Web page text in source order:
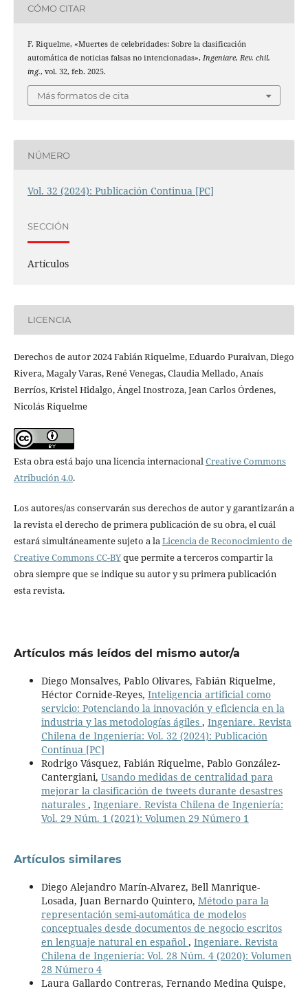
CÓMO CITAR
F. Riquelme, «Muertes de celebridades: Sobre la clasificación
automática de noticias falsas no intencionadas», Ingeniare, Rev. chil.
ing., vol. 32, feb. 2025.
Más formatos de cita
NÚMERO
Vol. 32 (2024): Publicación Continua [PC]
SECCIÓN
Artículos
LICENCIA
Derechos de autor 2024 Fabián Riquelme, Eduardo Puraivan, Diego
Rivera, Magaly Varas, René Venegas, Claudia Mellado, Anaís
Berríos, Kristel Hidalgo, Ángel Inostroza, Jean Carlos Órdenes,
Nicolás Riquelme
Esta obra está bajo una licencia internacional Creative Commons
Atribución 4.0.
Los autores/as conservarán sus derechos de autor y garantizarán a
la revista el derecho de primera publicación de su obra, el cuál
estará simultáneamente sujeto a la Licencia de Reconocimiento de
Creative Commons CC-BYque permite a terceros compartir la
obra siempre que se indique su autor y su primera publicación
esta revista.
Artículos más leídos del mismo autor/a
Diego Monsalves, Pablo Olivares, Fabián Riquelme,
Héctor Cornide-Reyes, Inteligencia artificial como
servicio: Potenciando la innovación y eficiencia en la
industria y las metodologías ágiles , Ingeniare. Revista
Chilena de Ingeniería: Vol. 32 (2024): Publicación
Continua [PC]
Rodrigo Vásquez, Fabián Riquelme, Pablo González-
Cantergiani, Usando medidas de centralidad para
mejorar la clasificación de tweets durante desastres
naturales , Ingeniare. Revista Chilena de Ingeniería:
Vol. 29 Núm. 1 (2021): Volumen 29 Número 1
Artículos similares
Diego Alejandro Marín-Alvarez, Bell Manrique-
Losada, Juan Bernardo Quintero, Método para la
representación semi-automática de modelos
conceptuales desde documentos de negocio escritos
en lenguaje natural en español , Ingeniare. Revista
Chilena de Ingeniería: Vol. 28 Núm. 4 (2020): Volumen
28 Número 4
Laura Gallardo Contreras, Fernando Medina Quispe,